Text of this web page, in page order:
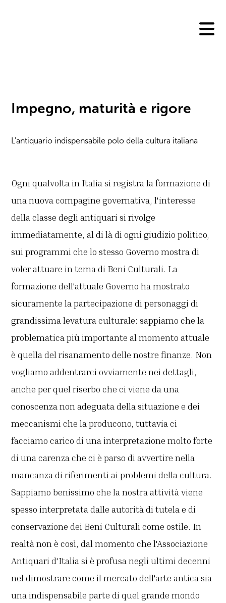
Impegno, maturità e rigore
L'antiquario indispensabile polo della cultura italiana
Ogni qualvolta in Italia si registra la formazione di
una nuova compagine governativa, l'interesse
della classe degli antiquari si rivolge
immediatamente, al di là di ogni giudizio politico,
sui programmi che lo stesso Governo mostra di
voler attuare in tema di Beni Culturali. La
formazione dell'attuale Governo ha mostrato
sicuramente la partecipazione di personaggi di
grandissima levatura culturale: sappiamo che la
problematica più importante al momento attuale
è quella del risanamento delle nostre finanze. Non
vogliamo addentrarci ovviamente nei dettagli,
anche per quel riserbo che ci viene da una
conoscenza non adeguata della situazione e dei
meccanismi che la producono, tuttavia ci
facciamo carico di una interpretazione molto forte
di una carenza che ci è parso di avvertire nella
mancanza di riferimenti ai problemi della cultura.
Sappiamo benissimo che la nostra attività viene
spesso interpretata dalle autorità di tutela e di
conservazione dei Beni Culturali come ostile. In
realtà non è così, dal momento che l'Associazione
Antiquari d'Italia si è profusa negli ultimi decenni
nel dimostrare come il mercato dell'arte antica sia
una indispensabile parte di quel grande mondo